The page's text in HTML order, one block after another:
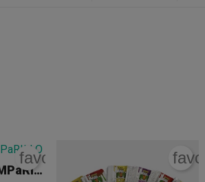
Royal Blunts HEMPaRILLO
favorite_border